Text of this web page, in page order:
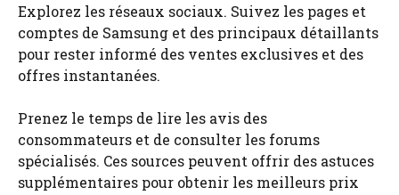
Explorez les réseaux sociaux. Suivez les pages et
comptes de Samsung et des principaux détaillants
pour rester informé des ventes exclusives et des
offres instantanées.
Prenez le temps de lire les avis des
consommateurs et de consulter les forums
spécialisés. Ces sources peuvent offrir des astuces
supplémentaires pour obtenir les meilleurs prix